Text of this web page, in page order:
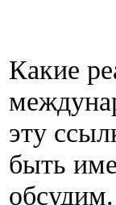
Какие
эту
быть
обсудим.